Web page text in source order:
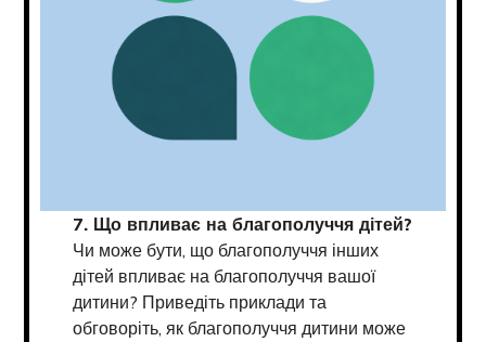
7. Що впливає на благополуччя дітей?
Чи може бути, що благополуччя інших
дітей впливає на благополуччя вашої
дитини? Приведіть приклади та
обговоріть, як благополуччя дитини може